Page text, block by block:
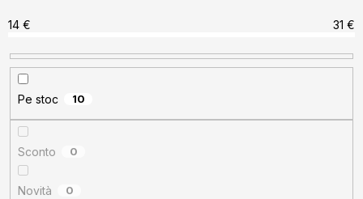
a
p
r
o
d
u
u
14 € 31 €
Pe stoc 10
Sconto 0
Novità 0